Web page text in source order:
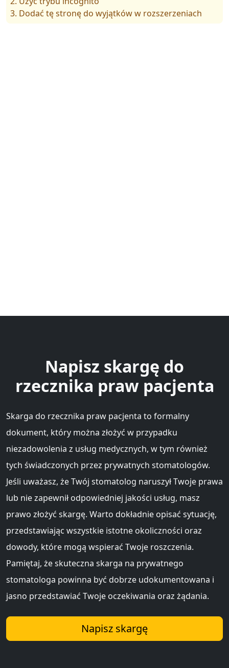
3. Dodać tę stronę do wyjątków w rozszerzeniach
Napisz skargę do
rzecznika praw pacjenta
Skarga do rzecznika praw pacjenta to formalny
dokument, który można złożyć w przypadku
niezadowolenia z usług medycznych, w tym również
tych świadczonych przez prywatnych stomatologów.
Jeśli uważasz, że Twój stomatolog naruszył Twoje prawa
lub nie zapewnił odpowiedniej jakości usług, masz
prawo złożyć skargę. Warto dokładnie opisać sytuację,
przedstawiając wszystkie istotne okoliczności oraz
dowody, które mogą wspierać Twoje roszczenia.
Pamiętaj, że skuteczna skarga na prywatnego
stomatologa powinna być dobrze udokumentowana i
jasno przedstawiać Twoje oczekiwania oraz żądania.
Napisz skargę